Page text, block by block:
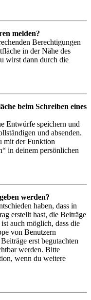
melden?
Berechtigungen
in der Nähe des
wirst dann durch die
beim Schreiben eines
Entwürfe speichern und
und absenden.
mit der Funktion
in deinem persönlichen
werden?
haben, dass in
erstellt hast, die Beiträge
auch möglich, dass die
von Benutzern
erst begutachten
werden. Bitte
wenn du weitere